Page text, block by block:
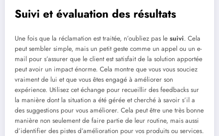
Suivi et évaluation des résultats
Une fois que la réclamation est traitée, n’oubliez pas le suivi. Cela
peut sembler simple, mais un petit geste comme un appel ou un e-
mail pour s’assurer que le client est satisfait de la solution apportée
peut avoir un impact énorme. Cela montre que vous vous souciez
vraiment de lui et que vous êtes engagé à améliorer son
expérience. Utilisez cet échange pour recueillir des feedbacks sur
la manière dont la situation a été gérée et cherché à savoir s’il a
des suggestions pour vous améliorer. Cela peut être une très bonne
manière non seulement de faire partie de leur routine, mais aussi
d’identifier des pistes d’amélioration pour vos produits ou services.